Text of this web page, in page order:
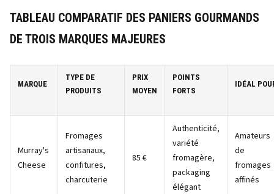
TABLEAU COMPARATIF DES PANIERS GOURMANDS
DE TROIS MARQUES MAJEURES
MARQUE
TYPE DE
PRODUITS
PRIX
MOYEN
POINTS
FORTS
IDÉAL
Murray's
Cheese
Fromages
artisanaux,
confitures,
charcuterie
85 €
Authenticité,
variété
fromagère,
packaging
élégant
Amateurs
de
fromages
affinés